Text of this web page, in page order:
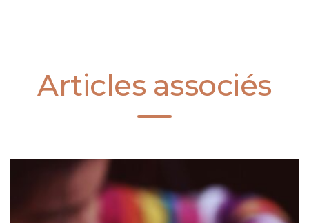
Articles associés